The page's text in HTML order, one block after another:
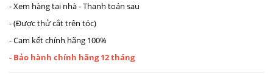
- Xem hàng tại nhà - Thanh toán sau
- (Được thử cắt trên tóc)
- Cam kết chính hãng 100%
- Bảo hành chính hãng 12 tháng